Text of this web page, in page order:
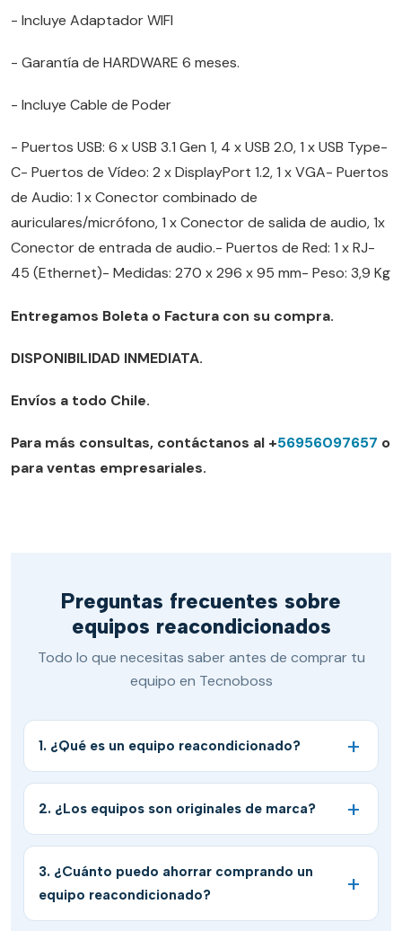
- Incluye Adaptador WIFI
- Garantía de HARDWARE 6 meses.
- Incluye Cable de Poder
- Puertos USB: 6 x USB 3.1 Gen 1, 4 x USB 2.0, 1 x USB Type-
C- Puertos de Vídeo: 2 x DisplayPort 1.2, 1 x VGA- Puertos
de Audio: 1 x Conector combinado de
auriculares/micrófono, 1 x Conector de salida de audio, 1x
Conector de entrada de audio.- Puertos de Red: 1 x RJ-
45 (Ethernet)- Medidas: 270 x 296 x 95 mm- Peso: 3,9 Kg
Entregamos Boleta o Factura con su compra.
DISPONIBILIDAD INMEDIATA.
Envíos a todo Chile.
Para más consultas, contáctanos al +56956097657 o
para ventas empresariales.
Preguntas frecuentes sobre
equipos reacondicionados
Todo lo que necesitas saber antes de comprar tu
equipo en Tecnoboss
1. ¿Qué es un equipo reacondicionado?
2. ¿Los equipos son originales de marca?
3. ¿Cuánto puedo ahorrar comprando un
equipo reacondicionado?